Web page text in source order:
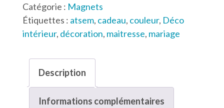
#Merci
bleu
Catégorie : Magnets
Étiquettes : atsem, cadeau, couleur, Déco
intérieur, décoration, maitresse, mariage
Description
Informations complémentaires